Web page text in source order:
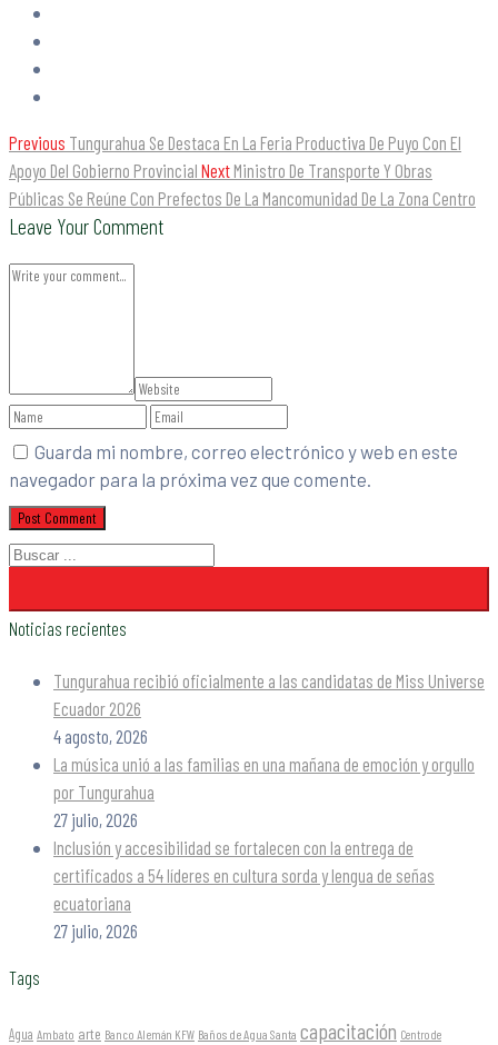
Previous Tungurahua Se Destaca En La Feria Productiva De Puyo Con El
Apoyo Del Gobierno Provincial Next Ministro De Transporte Y Obras
Públicas Se Reúne Con Prefectos De La Mancomunidad De La Zona Centro
Leave Your Comment
Guarda mi nombre, correo electrónico y web en este
navegador para la próxima vez que comente.
Noticias recientes
Tungurahua recibió oficialmente a las candidatas de Miss Universe
Ecuador 2026
4 agosto, 2026
La música unió a las familias en una mañana de emoción y orgullo
por Tungurahua
27 julio, 2026
Inclusión y accesibilidad se fortalecen con la entrega de
certificados a 54 líderes en cultura sorda y lengua de señas
ecuatoriana
27 julio, 2026
Tags
Agua Ambato arte Banco Alemán KFW Baños de Agua Santa capacitación Centro de